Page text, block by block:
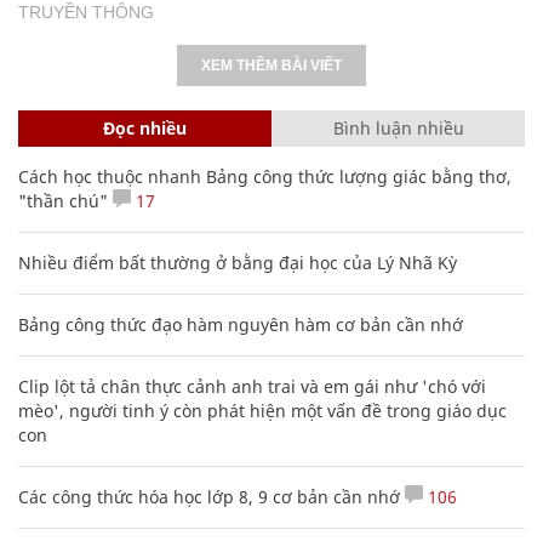
TRUYỀN THÔNG
XEM THÊM BÀI VIẾT
Đọc nhiều Bình luận nhiều
Cách học thuộc nhanh Bảng công thức lượng giác bằng thơ,
"thần chú"
17
Nhiều điểm bất thường ở bằng đại học của Lý Nhã Kỳ
Bảng công thức đạo hàm nguyên hàm cơ bản cần nhớ
Clip lột tả chân thực cảnh anh trai và em gái như 'chó với
mèo', người tinh ý còn phát hiện một vấn đề trong giáo dục
con
Các công thức hóa học lớp 8, 9 cơ bản cần nhớ 106